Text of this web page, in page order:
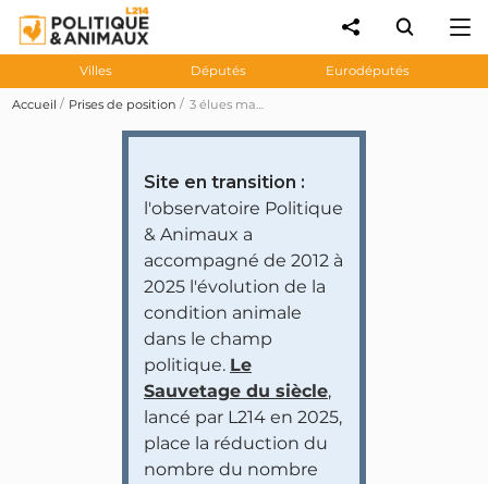
Villes Députés Eurodéputés
Accueil Prises de position 3 élues manifestent avec One Voice devant l'élevage de beagles de Gannat
Site en transition :
l'observatoire Politique
& Animaux a
accompagné de 2012 à
2025 l'évolution de la
condition animale
dans le champ
politique. Le
Sauvetage du siècle,
lancé par L214 en 2025,
place la réduction du
nombre du nombre